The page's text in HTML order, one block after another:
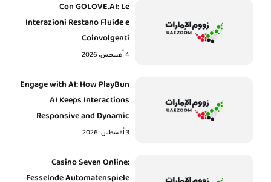
Con GOLOVE.AI: Le
Interazioni Restano Fluide e
Coinvolgenti
4 أغسطس، 2026
Engage with AI: How PlayBun
AI Keeps Interactions
Responsive and Dynamic
3 أغسطس، 2026
Casino Seven Online:
Fesselnde Automatenspiele